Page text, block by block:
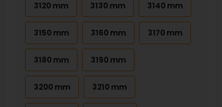
3120 mm 3130 mm 3140 mm
3150 mm 3160 mm 3170 mm
3180 mm 3190 mm
3200 mm 3210 mm